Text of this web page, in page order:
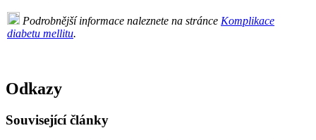
Podrobnější informace naleznete na stránce Komplikace
diabetu mellitu.
Odkazy
Související články